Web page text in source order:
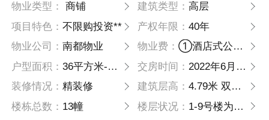
物业类型：
商铺 建筑类型： 高层
项目特色：不限购投资** 产权年限： 40年
物业公司：南都物业 物业费： ①酒店式公寓：4.5平方米月（含能耗）②底商:5平方米月（含能耗）③地下平面车位服务费60个月。地下充电桩停车位物业服务费100个月，不含充电桩停车位运行能耗费，维修费，年检费，保险费，管理费等
户型面积：36平方米-42平方米-43平方米-49平方米-51平方米 交房时间： 2022年6月30日
装修情况：精装修 建筑层高： 4.79米 双钥匙花园LOFT
楼栋总数： 13幢 楼层状况： 1-9号楼为酒店式公寓，10-13号楼为商业综合体